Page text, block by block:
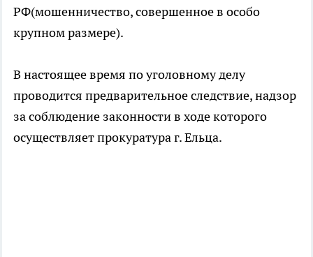
РФ(мошенничество, совершенное в особо
крупном размере).
В настоящее время по уголовному делу
проводится предварительное следствие, надзор
за соблюдение законности в ходе которого
осуществляет прокуратура г. Ельца.